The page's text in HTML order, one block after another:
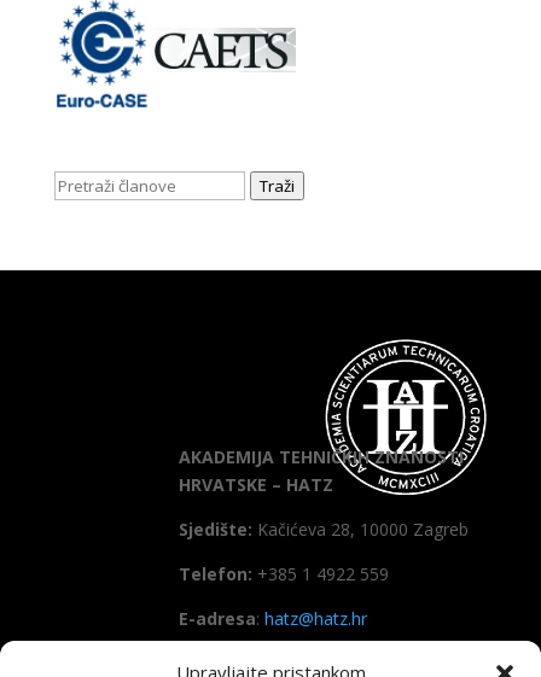
Upravljajte pristankom
Traži
AKADEMIJA TEHNIČKIH ZNANOSTI
HRVATSKE – HATZ
Sjedište: Kačićeva 28, 10000 Zagreb
Telefon: +385 1 4922 559
E-adresa: hatz@hatz.hr